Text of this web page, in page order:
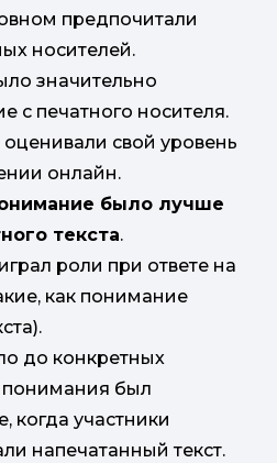
предпочитали
носителей.
значительно
с печатного носителя.
свой уровень
онлайн.
было лучше
текста.
роли при ответе на
как понимание
до конкретных
понимания был
когда участники
напечатанный текст.